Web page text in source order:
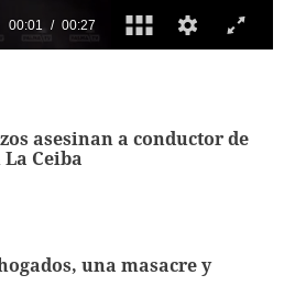
asesinan a conductor de
La Ceiba
una masacre y